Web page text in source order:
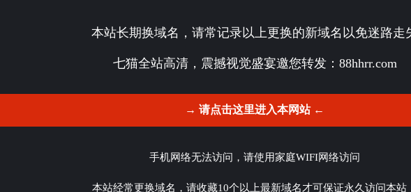
本站长期换域名，请常记录以上更换的新域名以免迷路走
七猫全站高清，震撼视觉盛宴邀您转发： 88hhrr.com
→ 请点击这里进入本网站 ←
手机网络无法访问，请使用家庭WIFI网络访问
本站经常更换域名，请收藏10个以上最新域名才可保证永久访问本站